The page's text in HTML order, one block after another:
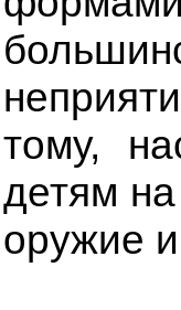
тому,
детям
оружие